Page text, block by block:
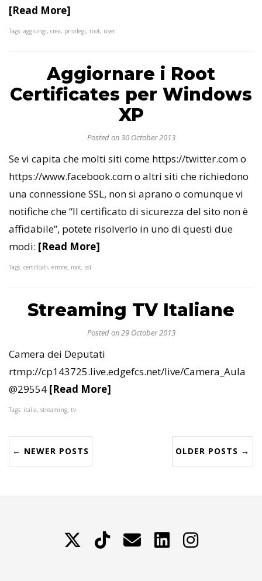
[Read More]
Tags: aggiungi, crea, privilegi, root, user
Aggiornare i Root
Certificates per Windows
XP
Posted on 30 October 2013
Se vi capita che molti siti come https://twitter.com o
https://www.facebook.com o altri siti che richiedono
una connessione SSL, non si aprano o comunque vi
notifiche che “Il certificato di sicurezza del sito non è
affidabile”, potete risolverlo in uno di questi due
modi: [Read More]
Tags: certificati, errore, root, ssl
Streaming TV Italiane
Posted on 29 October 2013
Camera dei Deputati
rtmp://cp143725.live.edgefcs.net/live/Camera_Aula
@29554 [Read More]
Tags: italia, streaming, tv
← NEWER POSTS OLDER POSTS →
TikTok Contattami LinkedIn